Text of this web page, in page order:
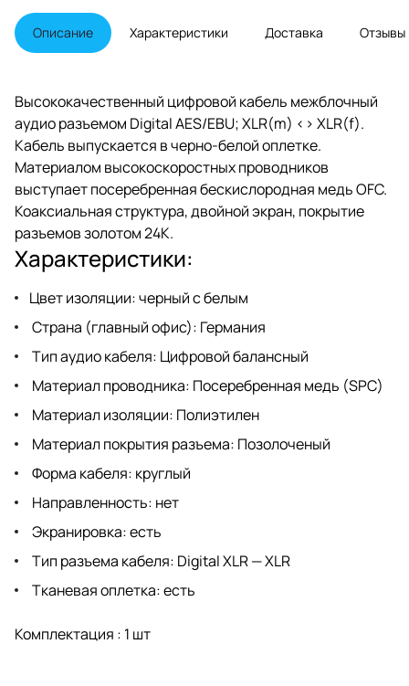
24К.
Описание Характеристики Доставка Отзывы
Высококачественный цифровой кабель межблочный
аудио разъемом Digital AES/EBU; XLR(m) <> XLR(f).
Кабель выпускается в черно-белой оплетке.
Материалом высокоскоростных проводников
выступает посеребренная бескислородная медь OFC.
Коаксиальная структура, двойной экран, покрытие
разъемов золотом 24К.
Характеристики:
Цвет изоляции: черный с белым
Страна (главный офис): Германия
Тип аудио кабеля: Цифровой балансный
Материал проводника: Посеребренная медь (SPC)
Материал изоляции: Полиэтилен
Материал покрытия разъема: Позолоченый
Форма кабеля: круглый
Направленность: нет
Экранировка: есть
Тип разъема кабеля: Digital XLR — XLR
Тканевая оплетка: есть
Комплектация : 1 шт